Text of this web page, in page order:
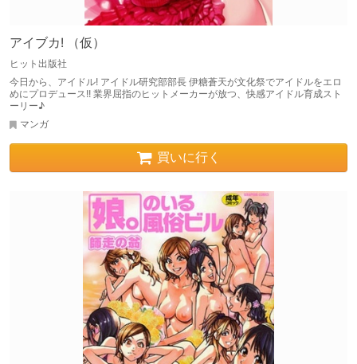
アイブカ! （仮）
ヒット出版社
今日から、アイドル! アイドル研究部部長 伊糖蒼天が文化祭でアイドルをエロ
めにプロデュース!! 業界屈指のヒットメーカーが放つ、快感アイドル育成スト
ーリー♪
マンガ
買いに行く